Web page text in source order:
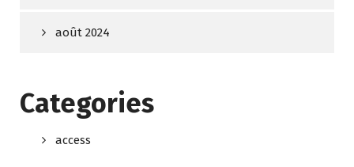
août 2024
Categories
access